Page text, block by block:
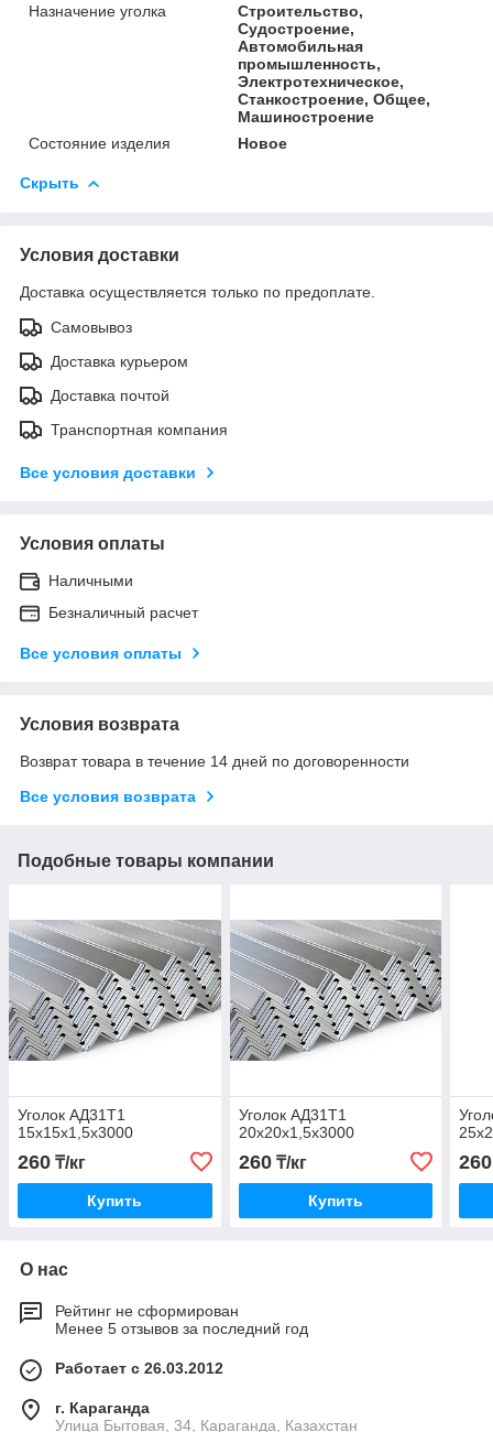
Назначение уголка
Строительство,
Судостроение,
Автомобильная
промышленность,
Электротехническое,
Станкостроение, Общее,
Машиностроение
Состояние изделия
Новое
Скрыть
Условия доставки
Доставка осуществляется только по предоплате.
Самовывоз
Доставка курьером
Доставка почтой
Транспортная компания
Все условия доставки
Условия оплаты
Наличными
Безналичный расчет
Все условия оплаты
Условия возврата
Возврат товара в течение 14 дней по договоренности
Все условия возврата
Подобные товары компании
Уголок АД31Т1
15х15x1,5х3000
260 ₸/кг
Купить
Уголок АД31Т1
20х20x1,5х3000
260₸/кг
Купить
260
О нас
Рейтинг не сформирован
Менее 5 отзывов за последний год
Работает с 26.03.2012
г. Караганда
Улица Бытовая, 34, Караганда, Казахстан